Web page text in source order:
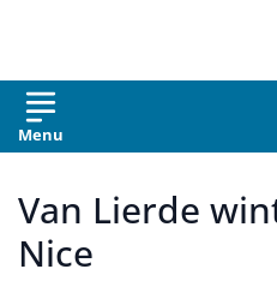
Menu
Van Lierde
Nice